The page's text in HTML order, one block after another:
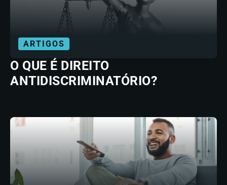
ARTIGOS
O QUE É DIREITO
ANTIDISCRIMINATÓRIO?